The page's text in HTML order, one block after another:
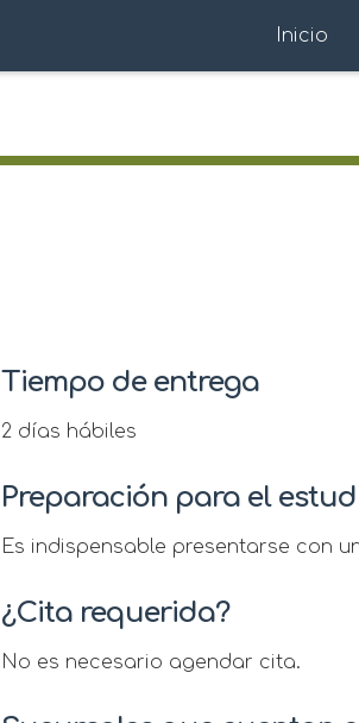
Inicio
Tiempo de entrega
2 días hábiles
Preparación para el
Es indispensable presentarse con
¿Cita requerida?
No es necesario agendar cita.